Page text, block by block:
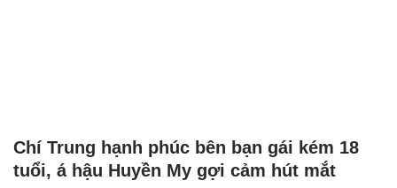
Chí Trung hạnh phúc bên bạn gái kém 18
tuổi, á hậu Huyền My gợi cảm hút mắt